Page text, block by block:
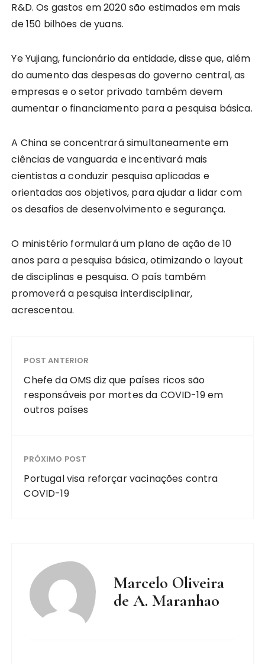
R&D. Os gastos em 2020 são estimados em mais
de 150 bilhões de yuans.
Ye Yujiang, funcionário da entidade, disse que, além
do aumento das despesas do governo central, as
empresas e o setor privado também devem
aumentar o financiamento para a pesquisa básica.
A China se concentrará simultaneamente em
ciências de vanguarda e incentivará mais
cientistas a conduzir pesquisa aplicadas e
orientadas aos objetivos, para ajudar a lidar com
os desafios de desenvolvimento e segurança.
O ministério formulará um plano de ação de 10
anos para a pesquisa básica, otimizando o layout
de disciplinas e pesquisa. O país também
promoverá a pesquisa interdisciplinar,
acrescentou.
POST ANTERIOR
Chefe da OMS diz que países ricos são
responsáveis por mortes da COVID-19 em
outros países
PRÓXIMO POST
Portugal visa reforçar vacinações contra
COVID-19
Marcelo Oliveira
de A. Maranhao